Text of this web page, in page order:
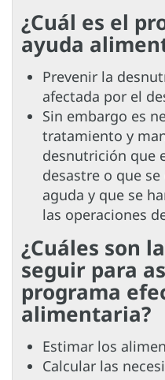
¿Cuál es el
ayuda
Prevenir la
afectada por el
Sin embargo es
tratamiento y
desnutrición que
desastre o que
aguda y que se
las operaciones
¿Cuáles son
seguir para
programa
alimentaria?
Estimar los
Calcular las